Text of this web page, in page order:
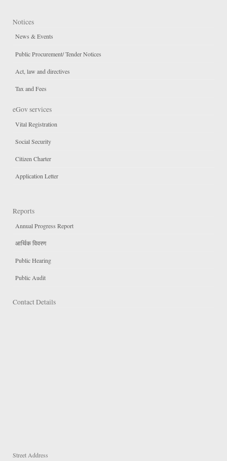
Notices
News & Events
Public Procurement/ Tender Notices
Act, law and directives
Tax and Fees
eGov services
Vital Registration
Social Security
Citizen Charter
Application Letter
Reports
Annual Progress Report
आर्थिक विवरण
Public Hearing
Public Audit
Contact Details
Street Address